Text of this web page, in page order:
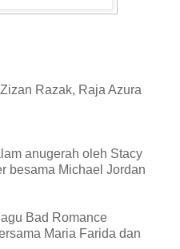
Razak, Raja Azura
anugerah oleh Stacy
besama Michael Jordan
Bad Romance
Maria Farida dan